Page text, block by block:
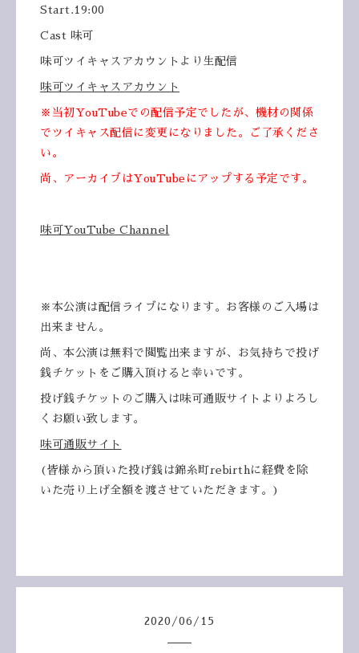
Start.19:00
Cast 味可
味可ツイキャスアカウントより生配信
味可ツイキャスアカウント
※当初YouTubeでの配信予定でしたが、機材の関係
でツイキャス配信に変更になりました。ご了承くださ
い。
尚、アーカイブはYouTubeにアップする予定です。
味可YouTube Channel
※本公演は配信ライブになります。お客様のご入場は
出来ません。
尚、本公演は無料で閲覧出来ますが、お気持ちで投げ
銭チケットをご購入頂けると幸いです。
投げ銭チケットのご購入は味可通販サイトよりよろし
くお願い致します。
味可通販サイト
(皆様から頂いた投げ銭は錦糸町rebirthに経費を除
いた売り上げ全額を渡させていただきます。)
2020 /06 / 15